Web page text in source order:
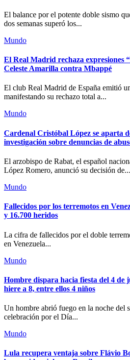
El balance por el potente doble sismo que sacudió Venezuela hace
dos semanas superó los...
Mundo
El Real Madrid rechaza expresiones
Celeste Amarilla contra Mbappé
El club Real Madrid de España emitió un comunicado oficial
manifestando su rechazo total a...
Mundo
Cardenal Cristóbal López se aparta
investigación sobre denuncias de
El arzobispo de Rabat, el español nacionalizado paraguayo Cristóbal
López Romero, anunció su decisión de...
Mundo
Fallecidos por los terremotos en
y 16.700 heridos
La cifra de fallecidos por el doble terremoto del pasado 24 de junio
en Venezuela...
Mundo
Hombre dispara hacia fiesta del 4 de
hiere a 8, entre ellos 4 niños
Un hombre abrió fuego en la noche del sábado contra una
celebración por el Día...
Mundo
Lula recupera ventaja sobre Flávio